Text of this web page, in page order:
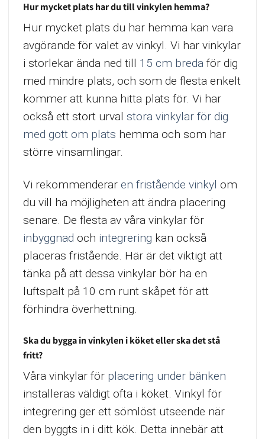
Hur mycket plats har du till vinkylen hemma?
Hur mycket plats du har hemma kan vara
avgörande för valet av vinkyl. Vi har vinkylar
i storlekar ända ned till 15 cm breda för dig
med mindre plats, och som de flesta enkelt
kommer att kunna hitta plats för. Vi har
också ett stort urval stora vinkylar för dig
med gott om plats hemma och som har
större vinsamlingar.
Vi rekommenderar en fristående vinkyl om
du vill ha möjligheten att ändra placering
senare. De flesta av våra vinkylar för
inbyggnad och integrering kan också
placeras fristående. Här är det viktigt att
tänka på att dessa vinkylar bör ha en
luftspalt på 10 cm runt skåpet för att
förhindra överhettning.
Ska du bygga in vinkylen i köket eller ska det stå
fritt?
Våra vinkylar för placering under bänken
installeras väldigt ofta i köket. Vinkyl för
integrering ger ett sömlöst utseende när
den byggts in i ditt kök. Detta innebär att